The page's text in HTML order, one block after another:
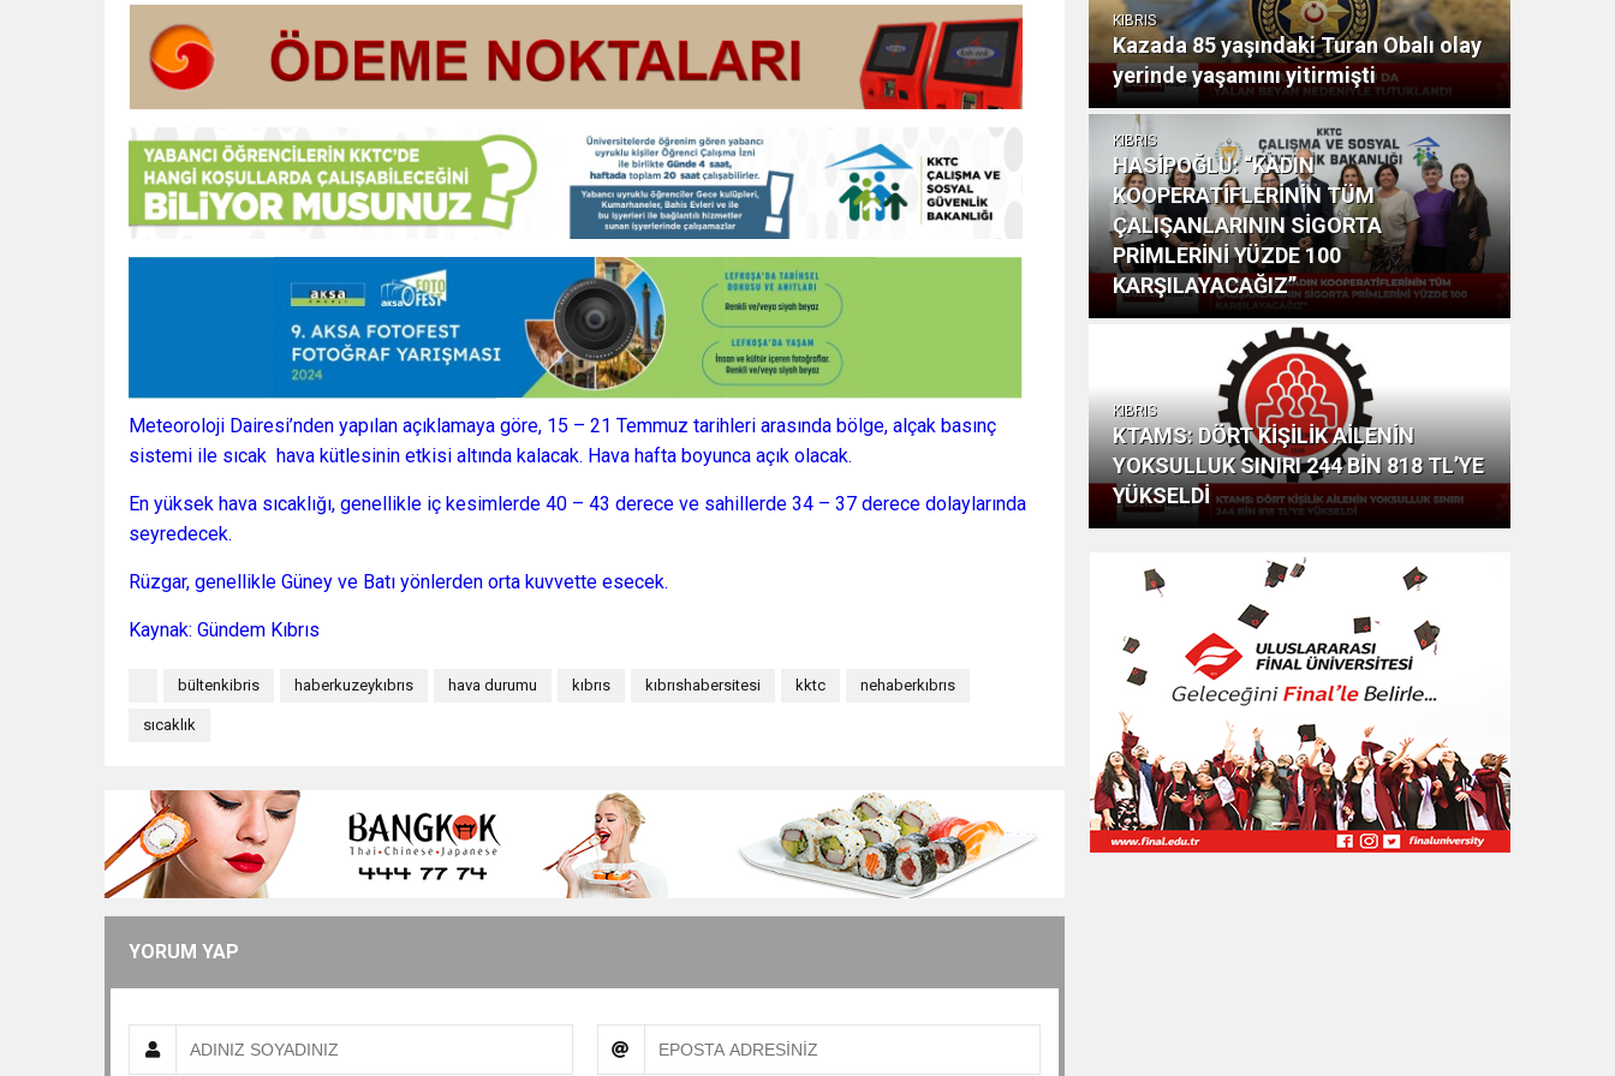
Meteoroloji Dairesi’nden yapılan açıklamaya göre, 15 – 21 Temmuz tarihleri arasında bölge, alçak basınç
sistemi ile sıcak hava kütlesinin etkisi altında kalacak. Hava hafta boyunca açık olacak.
En yüksek hava sıcaklığı, genellikle iç kesimlerde 40 – 43 derece ve sahillerde 34 – 37 derece dolaylarında
seyredecek.
Rüzgar, genellikle Güney ve Batı yönlerden orta kuvvette esecek.
Kaynak: Gündem Kıbrıs
bültenkibris haberkuzeykıbrıs hava durumu kıbrıs kıbrıshabersitesi kktc nehaberkıbrıs
sıcaklık
YORUM YAP
KIBRIS
Kazada 85 yaşındaki Turan Obalı olay
yerinde yaşamını yitirmişti
KIBRIS
HASİPOĞLU: “KADIN
KOOPERATİFLERİNİN TÜM
ÇALIŞANLARININ SİGORTA
PRİMLERİNİ YÜZDE 100
KARŞILAYACAĞIZ”
KIBRIS
KTAMS: DÖRT KİŞİLİK AİLENİN
YOKSULLUK SINIRI 244 BİN 818 TL’YE
YÜKSELDİ